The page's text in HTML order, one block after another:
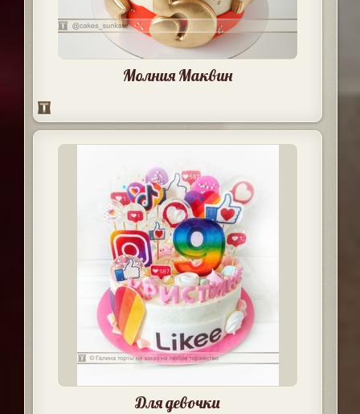
Молния Маквин
Для девочки